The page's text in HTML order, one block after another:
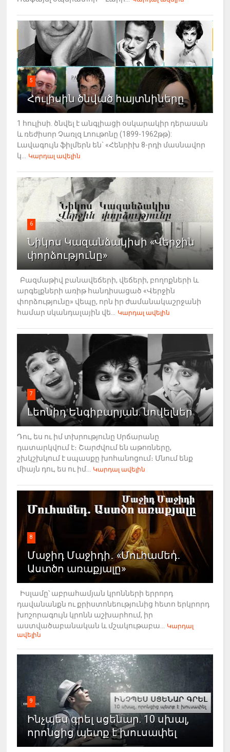
5
Հուլիսին ծնված հայտնիները
1 հուլիսի. ծնվել է անգլիացի օսկարակիր դերասան
և ռեժիսոր Չառլզ Լոութոնը (1899-1962թթ):
Լավագույն ֆիլմերն են` «Հենրիխ 8-րդի մասնավոր
կ...
Կարդալ ավելին
6
Նիկոս Կազանձակիսի «Վերջին
փորձությունը»
Բազմաթիվ բանավեճերի, վեճերի, բողոքների և
արգելքների առիթ հանդիսացած «Վերջին
փորձությունը» վեպը, որն իր ժամանակաշրջանի
համար սկանդալային վե...
Կարդալ ավելին
7
Լեոնիդ Ենգիբարյան. նովելներ
Դու, ես ու իմ տխրությունը Սրճարանը
դատարկվում է։ Շարժվում են աթոռները,
շխկշխկում է սպասքը խոհանոցում։ Մնում ենք
միայն դու, ես ու իմ...
Կարդալ ավելին
8
Մաջիդ Մաջիդի․ «Մուհամեդ․
Աստծո առաքյալը»
Իսլամը՝ աբրահամյան կրոնների երրորդ
դավանանքն ու քրիստոնեությունից հետո երկրորդ
խոշորագույն կրոնն աշխարհում, իր
աստվածաբանական և մշակութաբա...
Կարդալ
ավելին
9
Ինչպես գրել սցենար. 10 սխալ,
որոնցից պետք է խուսափել